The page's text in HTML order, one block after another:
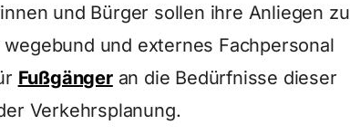
und Bürger sollen ihre Anliegen zu
und externes Fachpersonal
Fußgängeran die Bedürfnisse dieser
Verkehrsplanung.